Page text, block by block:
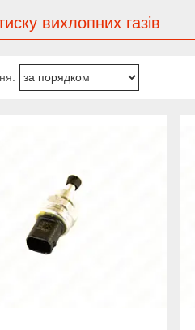
вихлопних газів